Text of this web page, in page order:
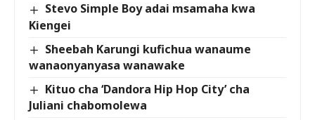
Stevo Simple Boy adai msamaha kwa
Kiengei
Sheebah Karungi kufichua wanaume
wanaonyanyasa wanawake
Kituo cha ‘Dandora Hip Hop City’ cha
Juliani chabomolewa